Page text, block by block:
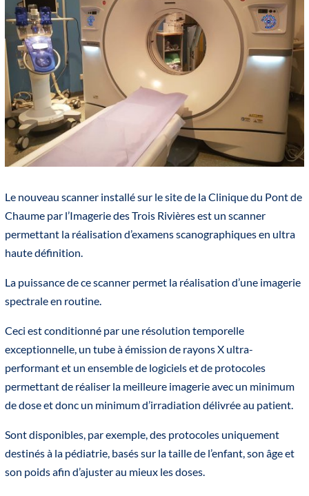
Le nouveau scanner installé sur le site de la Clinique du Pont de
Chaume par l’Imagerie des Trois Rivières est un scanner
permettant la réalisation d’examens scanographiques en ultra
haute définition.
La puissance de ce scanner permet la réalisation d’une imagerie
spectrale en routine.
Ceci est conditionné par une résolution temporelle
exceptionnelle, un tube à émission de rayons X ultra-
performant et un ensemble de logiciels et de protocoles
permettant de réaliser la meilleure imagerie avec un minimum
de dose et donc un minimum d’irradiation délivrée au patient.
Sont disponibles, par exemple, des protocoles uniquement
destinés à la pédiatrie, basés sur la taille de l’enfant, son âge et
son poids afin d’ajuster au mieux les doses.